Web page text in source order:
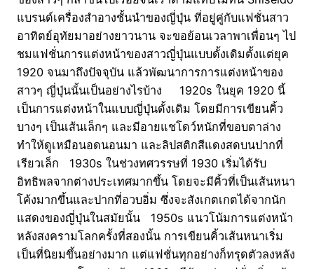
แบรนด์เครื่องสำอางชั้นนำของญี่ปุ่น ที่อยู่คู่กับแฟชั่นสาว
อาทิตย์อุทัยมาอย่างยาวนาน จะขอย้อนเวลาพาเพื่อนๆ ไป
ชมแฟชั่นการแต่งหน้าของสาวญี่ปุ่นแบบดั้งเดิมตั้งแต่ยุค
1920 จนมาถึงปัจจุบัน แล้วพัฒนาการการแต่งหน้าของ
สาวๆ ญี่ปุ่นนั้นเป็นอย่างไรบ้าง 1920s ในยุค 1920 นี้
เป็นการแต่งหน้าในแบบญี่ปุ่นดั้งเดิม โดยมีการเขียนคิ้ว
บางๆ เป็นเส้นเล็กๆ และมีอายแชโดว์หนักที่ขอบตาล่าง
ทำให้ดูเหมือนอดนอนมา และลิปสติกสีแดงสดบนปากที่
เรียวเล็ก 1930s ในช่วงทศวรรษที่ 1930 เริ่มได้รับ
อิทธิพลจากต่างประเทศมากขึ้น โดยจะมีคิ้วที่เป็นเส้นหนา
โค้งมากขึ้นและปากที่อวบอิ่ม ซึ่งจะสังเกตเกตได้จากนัก
แสดงของญี่ปุ่นในสมัยนั้น 1950s แนวโน้มการแต่งหน้า
หลังสงครามโลกครั้งที่สองนั้น การเขียนคิ้วเส้นหนาเริ่ม
เป็นที่นิยมขึ้นอย่างมาก แต่แฟชั่นทุกอย่างก็ทรุดตัวลงหลัง